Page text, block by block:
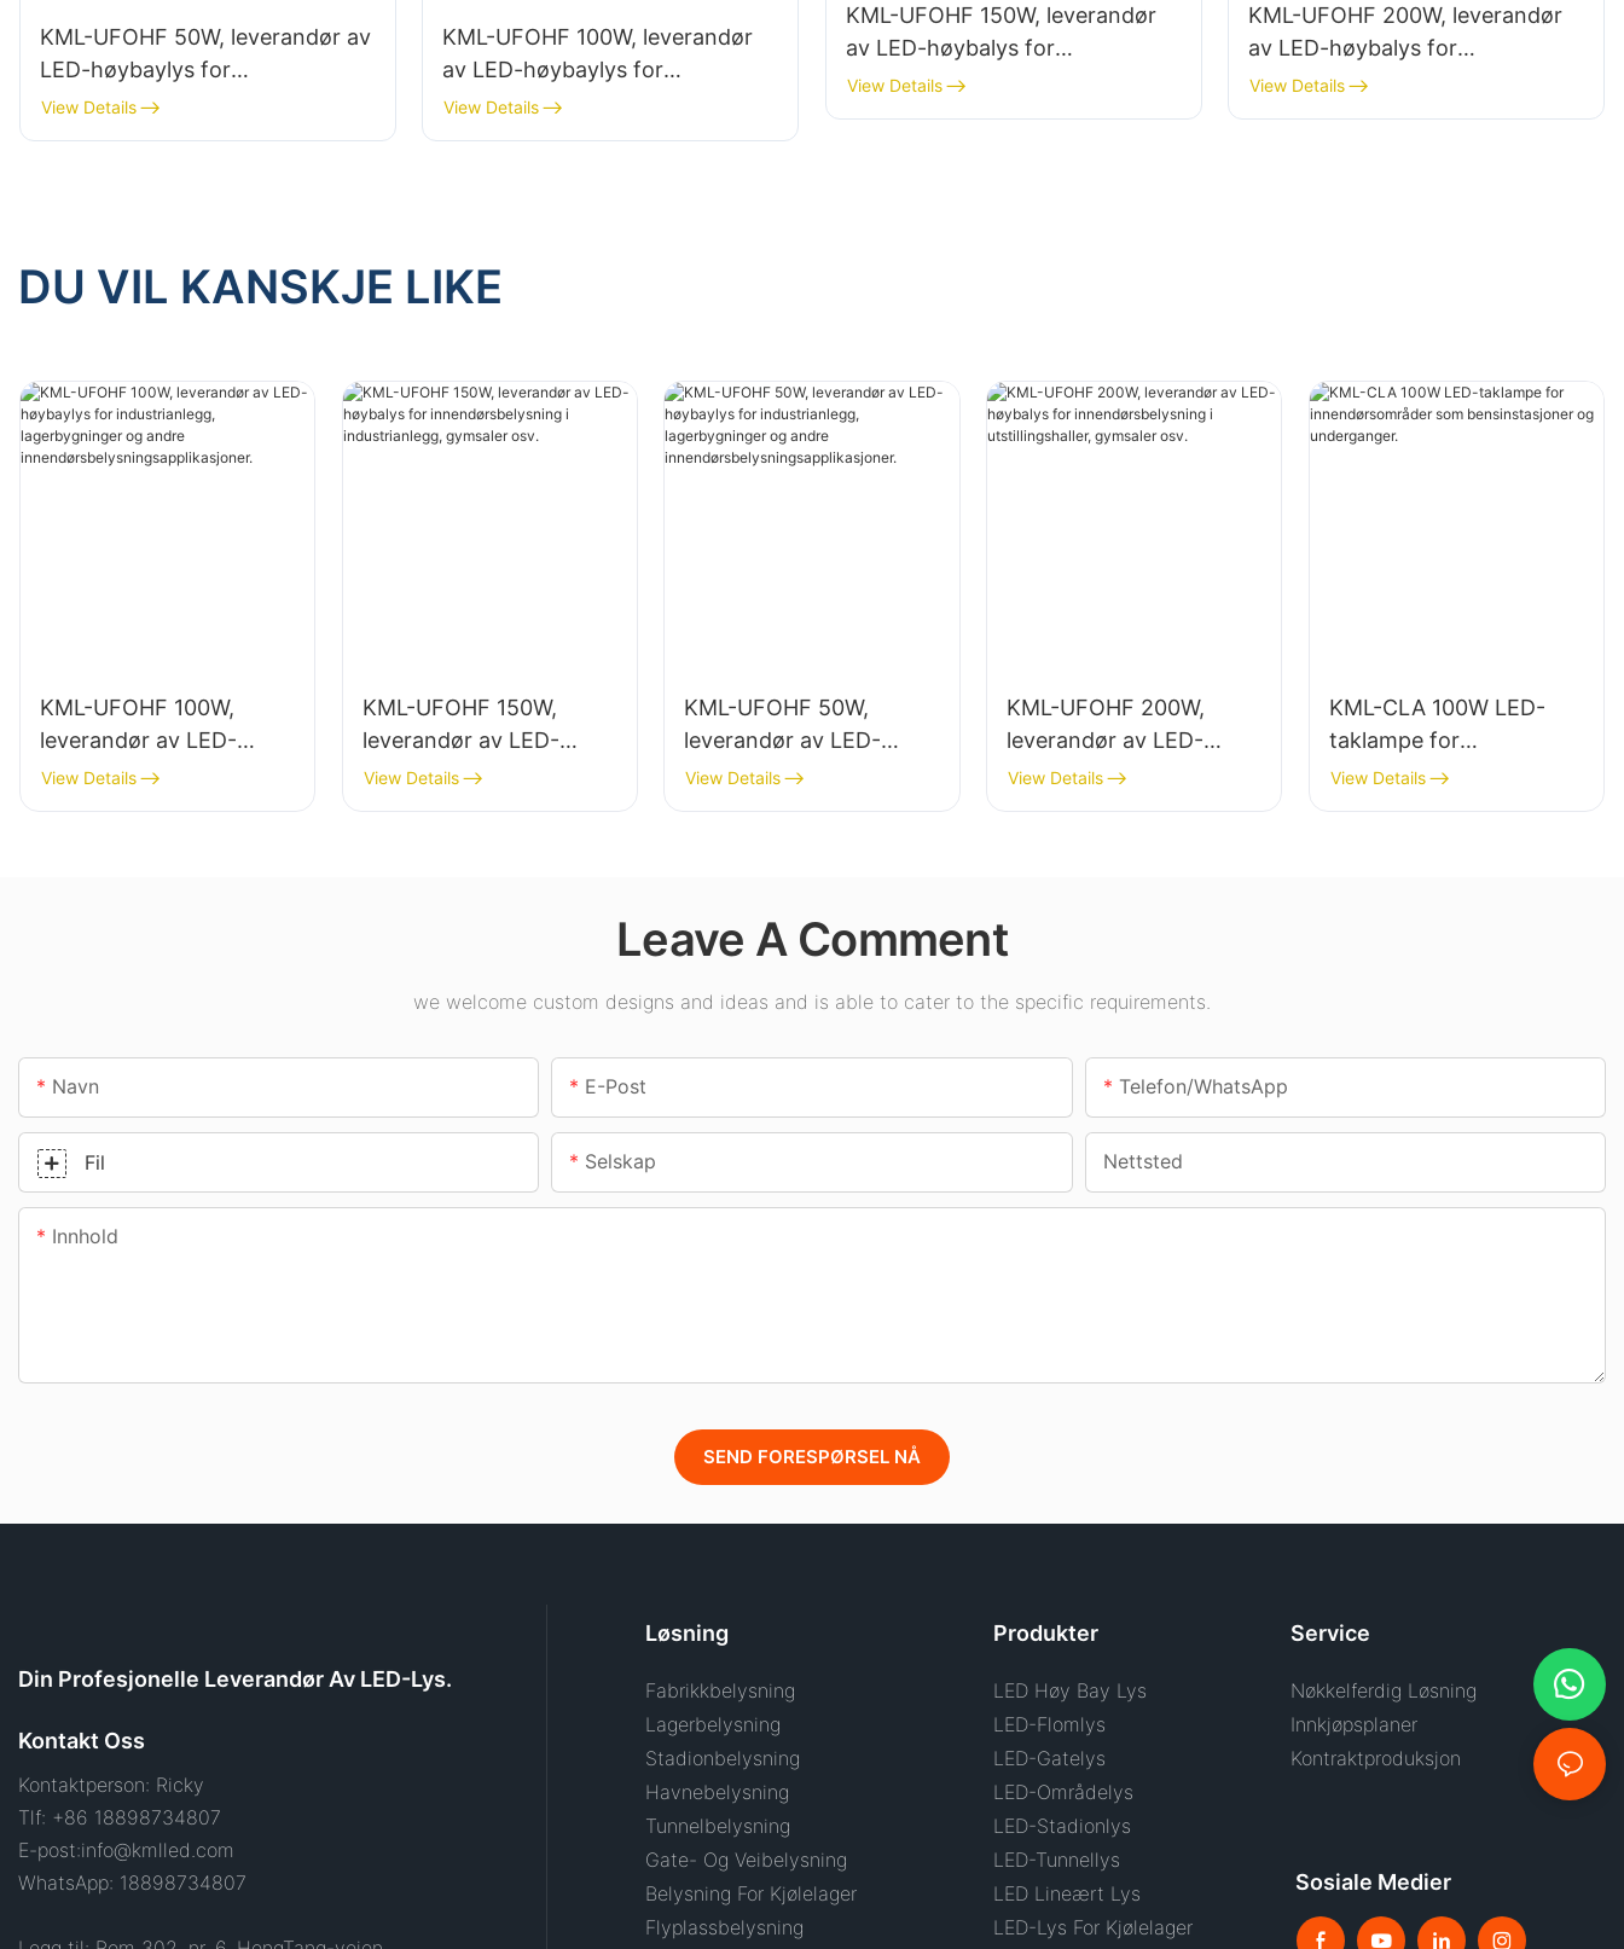
KML-UFOHF 50W, leverandør av
LED-høybaylys for
industrianlegg, lagerbygninger
og andre
View Details
KML-UFOHF 100W, leverandør
av LED-høybaylys for
industrianlegg, lagerbygninger
og andre
View Details
KML-UFOHF 150W, leverandør
av LED-høybalys for
innendørsbelysning i
industrianlegg, gymsaler osv.
View Details
KML-UFOHF 200W, leverandør
av LED-høybalys for
innendørsbelysning i
utstillingshaller, gymsaler osv.
View Details
DU VIL KANSKJE LIKE
KML-UFOHF 100W,
leverandør av LED-
høybaylys for
industrianlegg,
View Details
KML-UFOHF 150W,
leverandør av LED-
høybalys for
innendørsbelysning i
View Details
KML-UFOHF 50W,
leverandør av LED-
høybaylys for
industrianlegg,
View Details
KML-UFOHF 200W,
leverandør av LED-
høybalys for
innendørsbelysning i
View Details
KML-CLA 100W LED-
taklampe for
innendørsområder som
bensinstasjoner og
View Details
Leave A Comment
we welcome custom designs and ideas and is able to cater to the specific requirements.
Navn E-Post Telefon/whatsApp
Fil Selskap Nettsted
Innhold
SEND FORESPØRSEL NÅ
Din Profesjonelle Leverandør Av LED-Lys.
Kontakt Oss
Kontaktperson: Ricky
Tlf: +86 18898734807
E-post:info@kmlled.com
WhatsApp: 18898734807
Løsning
Fabrikkbelysning
Lagerbelysning
Stadionbelysning
Havnebelysning
Tunnelbelysning
Gate- Og Veibelysning
Belysning For Kjølelager
Flyplassbelysning
Produkter
LED Høy Bay Lys
LED-Flomlys
LED-Gatelys
LED-Områdelys
LED-Stadionlys
LED-Tunnellys
LED Lineært Lys
LED-Lys For Kjølelager
Service
Nøkkelferdig Løsning
Innkjøpsplaner
Kontraktproduksjon
Sosiale Medier